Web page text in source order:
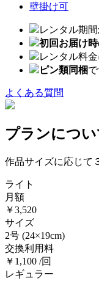
壁掛け可
レンタル期間
初回お届け
レンタル料金
ピン類同梱
よくある質問
プランについ
作品サイズに応じて
ライト
月額
￥3,520
サイズ
2号 (24×19cm)
交換利用料
￥1,100 /回
レギュラー